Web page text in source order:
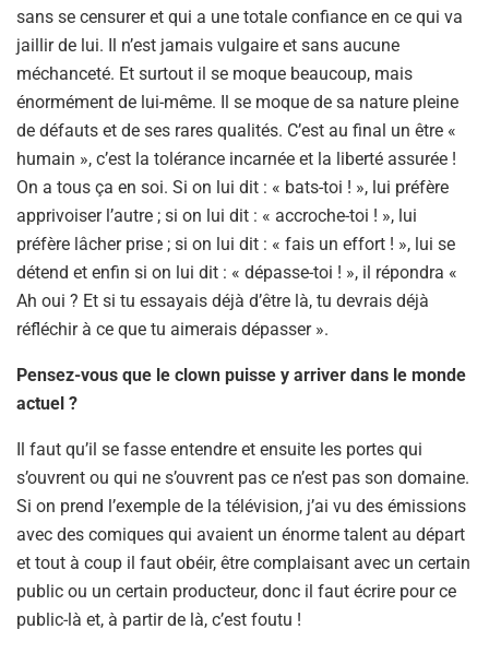
sans se censurer et qui a une totale confiance en ce qui va
jaillir de lui. Il n’est jamais vulgaire et sans aucune
méchanceté. Et surtout il se moque beaucoup, mais
énormément de lui-même. Il se moque de sa nature pleine
de défauts et de ses rares qualités. C’est au final un être «
humain », c’est la tolérance incarnée et la liberté assurée !
On a tous ça en soi. Si on lui dit : « bats-toi ! », lui préfère
apprivoiser l’autre ; si on lui dit : « accroche-toi ! », lui
préfère lâcher prise ; si on lui dit : « fais un effort ! », lui se
détend et enfin si on lui dit : « dépasse-toi ! », il répondra «
Ah oui ? Et si tu essayais déjà d’être là, tu devrais déjà
réfléchir à ce que tu aimerais dépasser ».
Pensez-vous que le clown puisse y arriver dans le monde
actuel ?
Il faut qu’il se fasse entendre et ensuite les portes qui
s’ouvrent ou qui ne s’ouvrent pas ce n’est pas son domaine.
Si on prend l’exemple de la télévision, j’ai vu des émissions
avec des comiques qui avaient un énorme talent au départ
et tout à coup il faut obéir, être complaisant avec un certain
public ou un certain producteur, donc il faut écrire pour ce
public-là et, à partir de là, c’est foutu !